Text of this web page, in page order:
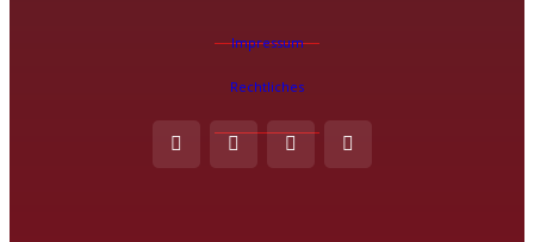
Impressum
Rechtliches